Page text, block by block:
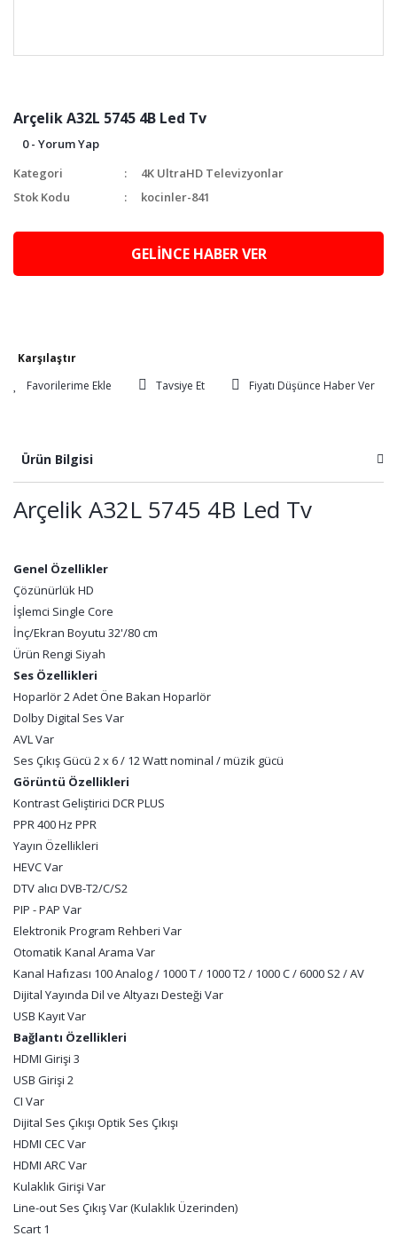
Arçelik A32L 5745 4B Led Tv
0 - Yorum Yap
Kategori
4K UltraHD Televizyonlar
Stok Kodu
kocinler-841
GELİNCE HABER VER
Karşılaştır
Tavsiye Et
Fiyatı Düşünce Haber Ver
Ürün Bilgisi
Arçelik A32L 5745 4B Led Tv
Genel Özellikler
Çözünürlük HD
İşlemci Single Core
İnç/Ekran Boyutu 32'/80 cm
Ürün Rengi Siyah
Ses Özellikleri
Hoparlör 2 Adet Öne Bakan Hoparlör
Dolby Digital Ses Var
AVL Var
Ses Çıkış Gücü 2 x 6 / 12 Watt nominal / müzik gücü
Görüntü Özellikleri
Kontrast Geliştirici DCR PLUS
PPR 400 Hz PPR
Yayın Özellikleri
HEVC Var
DTV alıcı DVB-T2/C/S2
PIP - PAP Var
Elektronik Program Rehberi Var
Otomatik Kanal Arama Var
Kanal Hafızası 100 Analog / 1000 T / 1000 T2 / 1000 C / 6000 S2 / AV
Dijital Yayında Dil ve Altyazı Desteği Var
USB Kayıt Var
Bağlantı Özellikleri
HDMI Girişi 3
USB Girişi 2
CI Var
Dijital Ses Çıkışı Optik Ses Çıkışı
HDMI CEC Var
HDMI ARC Var
Kulaklık Girişi Var
Line-out Ses Çıkış Var (Kulaklık Üzerinden)
Scart 1